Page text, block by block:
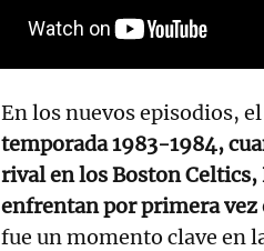
En los nuevos episodios,
temporada 1983-1984,
rival en los Boston
enfrentan por primera vez
fue un momento clave en